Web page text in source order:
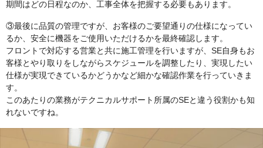
期間はどの日程なのか、工事全体を把握する必要もあります。
③最後に品質の管理ですが、お客様のご要望通りの仕様になってい
るか、安全に機器をご使用いただけるかを最終確認します。
フロントで対応する営業と共に施工管理を行いますが、SE自身もお
客様とやり取りをしながらスケジュールを調整したり、実現したい
仕様が実現できているかどうかなど細かな確認作業を行っていきま
す。
このあたりの業務がテクニカルサポート所属のSEと違う役割かも知
れないですね。